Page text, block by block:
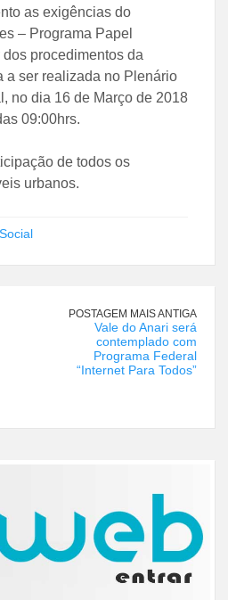
as exigências do
– Programa Papel
procedimentos da
a ser realizada no Plenário
no dia 16 de Março de 2018
09:00hrs.
de todos os
urbanos.
POSTAGEM MAIS ANTIGA
Vale do Anari será
contemplado com
Programa Federal
“Internet Para Todos”